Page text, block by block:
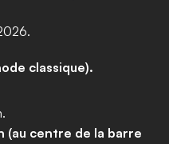
classique).
(au centre de la barre